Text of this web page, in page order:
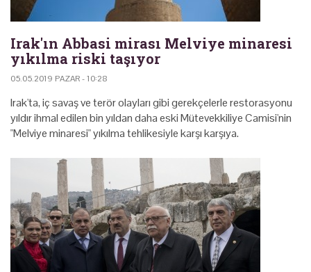
Irak'ın Abbasi mirası Melviye minaresi
yıkılma riski taşıyor
05.05.2019 PAZAR - 10:28
Irak'ta, iç savaş ve terör olayları gibi gerekçelerle restorasyonu
yıldır ihmal edilen bin yıldan daha eski Mütevekkiliye Camisi'nin
"Melviye minaresi" yıkılma tehlikesiyle karşı karşıya.